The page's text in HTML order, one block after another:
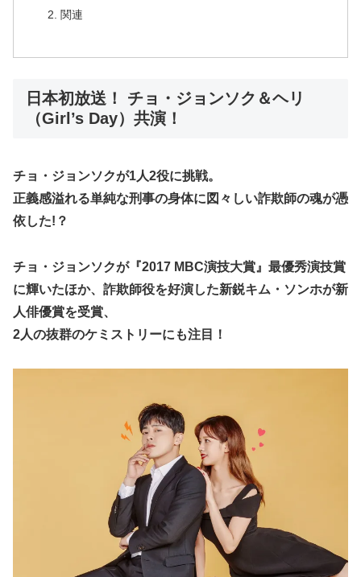
関連
日本初放送！ チョ・ジョンソク＆ヘリ
（Girl’s Day）共演！
チョ・ジョンソクが1人2役に挑戦。
正義感溢れる単純な刑事の身体に図々しい詐欺師の魂が憑
依した!？
チョ・ジョンソクが『2017 MBC演技大賞』最優秀演技賞
に輝いたほか、詐欺師役を好演した新鋭キム・ソンホが新
人俳優賞を受賞、
2人の抜群のケミストリーにも注目！